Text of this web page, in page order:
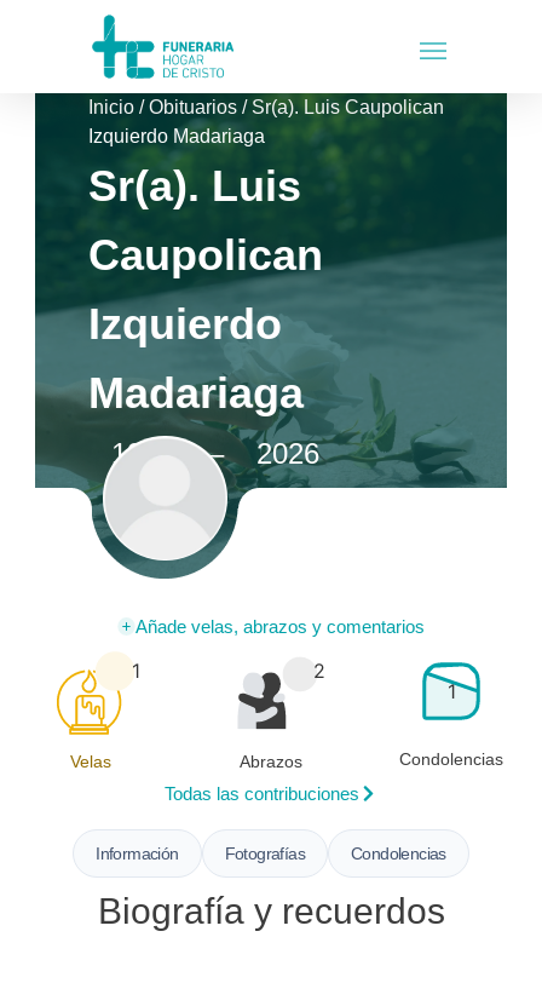
Inicio /Obituarios / Sr(a). Luis Caupolican
Izquierdo Madariaga
Sr(a). Luis
Caupolican
Izquierdo
Madariaga
1932 – 2026
Añade velas, abrazos y comentarios
Velas
1
Abrazos
2
Condolencias
1
Todas las contribuciones
Información Fotografías Condolencias
Biografía y recuerdos